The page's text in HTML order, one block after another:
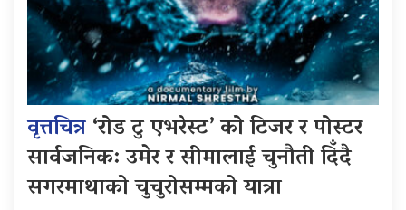
वृत्तचित्र‘रोड टु एभरेस्ट’ को टिजर र पोस्टर
सार्वजनिक: उमेर र सीमालाई चुनौती दिँदै
सगरमाथाको चुचुरोसम्मको यात्रा